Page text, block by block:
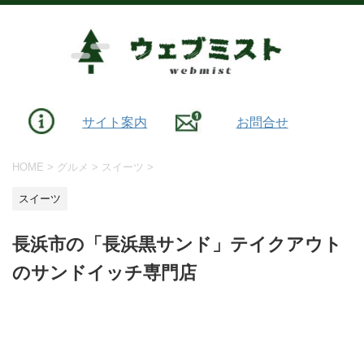
サイト案内 お問合せ
HOME > グルメ > スイーツ >
スイーツ
長浜市の「長浜黒サンド」テイクアウト
のサンドイッチ専門店